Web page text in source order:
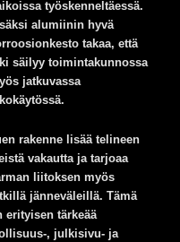
työskenneltäessä.
alumiinin hyvä
takaa, että
säilyy toimintakunnossa
jatkuvassa
rakenne lisää telineen
vakautta ja tarjoaa
liitoksen myös
jänneväleillä. Tämä
erityisen tärkeää
, julkisivu- ja